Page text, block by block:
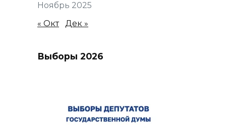
Ноябрь 2025
« Окт Дек »
Выборы 2026